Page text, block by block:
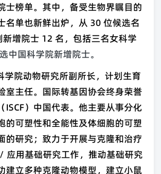
士榜单。其中，备受生物界瞩目的
名单也新鲜出炉，从 30 位候选名
增院士 12 名，包括三名女科学
中国科学院新增院士。
学院动物研究所副所长，计划生育
室主任。国际转基因协会终身荣誉
ISCF）中国代表。他主要从事分化
的可塑性和全能性及体细胞的可塑
的研究；致力于开展与克隆和治疗
应用基础研究工作，推动基础研究
建立多种克隆动物模型，建立小鼠